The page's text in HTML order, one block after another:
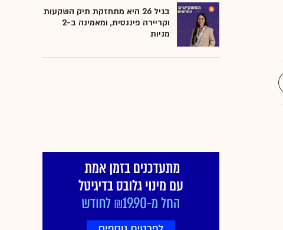
בגיל 26 היא מתחזקת תיק השקעות
וקריירה פיננסית, ומאמינה ב-2
מניות